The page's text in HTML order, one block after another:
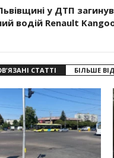
у ДТП
водій Renault
СТАТТІ БІЛЬШЕ